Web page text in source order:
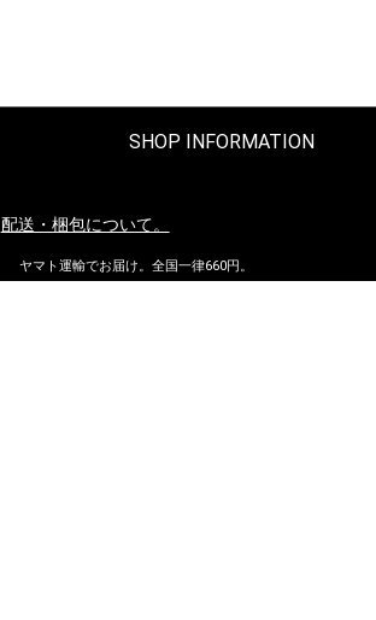
SHOP INFORMATION
配送・梱包について。
ヤマト運輸でお届け。全国一律660円。